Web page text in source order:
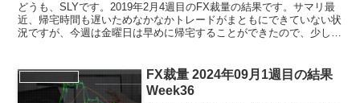
どうも、SLYです。2019年2月4週目のFX裁量の結果です。サマリ最
近、帰宅時間も遅いためなかなかトレードがまともにできていない状
況ですが、今週は金曜日は早めに帰宅することができたので、少しだ
FX裁量 2024年09月1週目の結果
Week36